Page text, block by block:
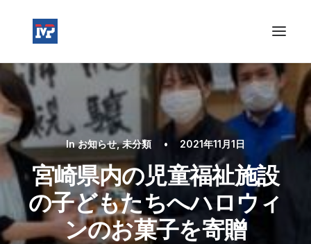
Inお知らせ,未分類 • 2021年11月1日
宮崎県内の児童福祉施設
の子どもたちへハロウィ
ンのお菓子を寄贈